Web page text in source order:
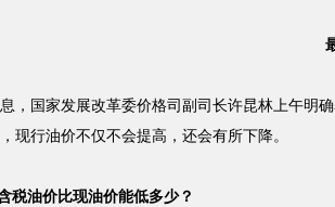
国家发展改革委价格司副司长许昆林上午明确
现行油价不仅不会提高，还会有所下降。
税油价比现油价能低多少？